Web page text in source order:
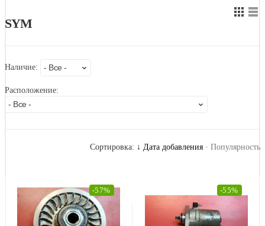
SYM
Наличие:
Расположение:
Сортировка: ↓ Дата добавления · Популярность
-57% -55%